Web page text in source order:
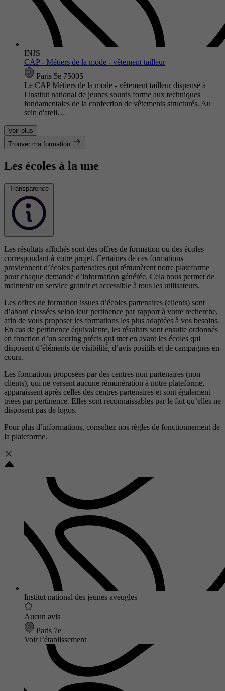
INJS
CAP - Métiers de la mode - vêtement tailleur
Paris 5e 75005
Le CAP Métiers de la mode - vêtement tailleur dispensé à
l'Institut national de jeunes sourds forme aux techniques
fondamentales de la confection de vêtements structurés. Au
sein d'ateli…
Voir plus
Trouver ma formation
Les écoles à la une
Transparence
Les résultats affichés sont des offres de formation ou des écoles
correspondant à votre projet. Certaines de ces formations
proviennent d’écoles partenaires qui rémunèrent notre plateforme
pour chaque demande d’information générée. Cela nous permet de
maintenir un service gratuit et accessible à tous les utilisateurs.
Les offres de formation issues d’écoles partenaires (clients) sont
d’abord classées selon leur pertinence par rapport à votre recherche,
afin de vous proposer les formations les plus adaptées à vos besoins.
En cas de pertinence équivalente, les résultats sont ensuite ordonnés
en fonction d’un scoring précis qui met en avant les écoles qui
disposent d’éléments de visibilité, d’avis positifs et de campagnes en
cours.
Les formations proposées par des centres non partenaires (non
clients), qui ne versent aucune rémunération à notre plateforme,
apparaissent après celles des centres partenaires et sont également
triées par pertinence. Elles sont reconnaissables par le fait qu’elles ne
disposent pas de logos.
Pour plus d’informations, consultez nos règles de fonctionnement de
la plateforme.
Institut national des jeunes aveugles
Aucun avis
Paris 7e
Voir l’établissement